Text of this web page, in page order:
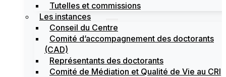
Tutelles et commissions
Les instances
Conseil du Centre
Comité d’accompagnement des doctorants
(CAD)
Représentants des doctorants
Comité de Médiation et Qualité de Vie au CRI